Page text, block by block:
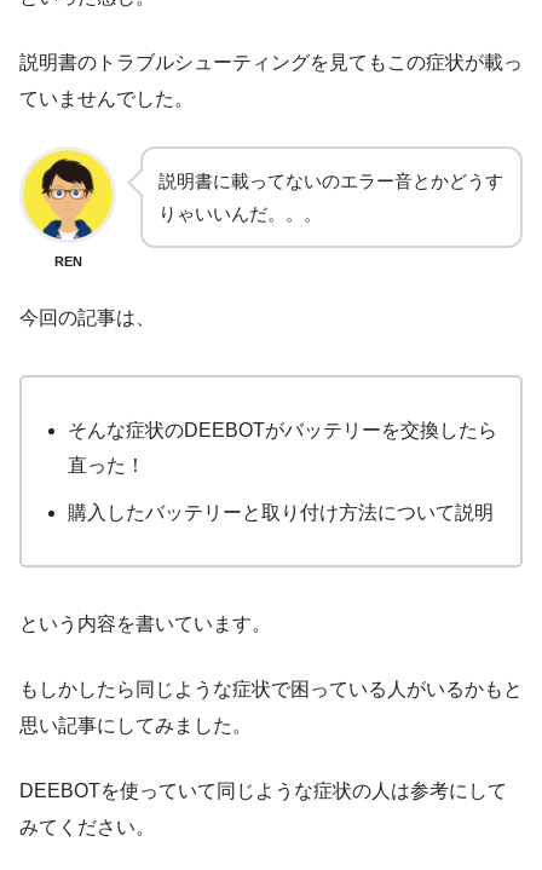
説明書のトラブルシューティングを見てもこの症状が載っ
ていませんでした。
REN
説明書に載ってないのエラー音とかどうす
りゃいいんだ。。。
今回の記事は、
そんな症状のDEEBOTがバッテリーを交換したら
直った！
購入したバッテリーと取り付け方法について説明
という内容を書いています。
もしかしたら同じような症状で困っている人がいるかもと
思い記事にしてみました。
DEEBOTを使っていて同じような症状の人は参考にして
みてください。